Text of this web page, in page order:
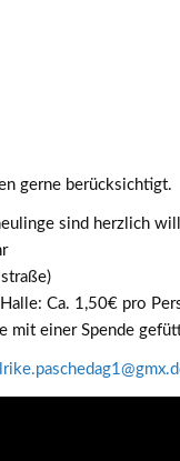
ger­ne berücksichtigt.
sind herz­lich
Ca. 1,50€ pro
mit einer Spen­de